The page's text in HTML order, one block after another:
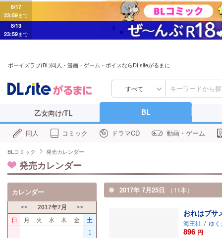
8/17
23:59まで
8/13
23:59まで
ボーイズラブ(BL)同人・漫画・ゲーム・ボイスならDLsiteがるまに
すべて
乙女向け/TL BL
同人 コミック ドラマCD 動画・ゲーム
BLコミック 発売カレンダー
発売カレンダー
2017年 7月25日 （11本）
おれはブサ
海王社 / ゆく
896 円
カレンダー
<< 2017年7月 >>
日 月 火 水 木 金 土
1